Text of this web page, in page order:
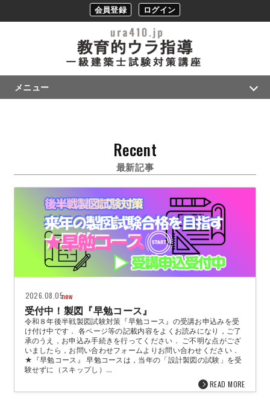
会員登録 ログイン
メニュー
Recent
最新記事
2026.08.05new
受付中！製図『早勉コース』
令和８年後半戦製図試験対策『早勉コース』の受講お申込みを受
け付け中です． 各ページ等の記載内容をよくお読みになり，ご了
承のうえ，お申込み手続きを行ってください． ご不明な点がござ
いましたら，お問い合わせフォームよりお問い合わせください．
★『早勉コース』 早勉コースは，当年の「設計製図の試験」を受
験せずに（スキップし）…
READ MORE